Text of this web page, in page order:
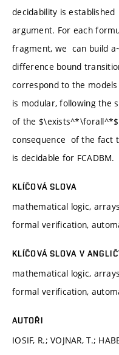
decidability is
argument. For each
fragment, we can build
difference bound
correspond to the
is modular, following the
of the
consequence of the fact
is decidable for FCADBM.
KLÍČOVÁ SLOVA
mathematical logic,
formal verification,
KLÍČOVÁ SLOVA V
mathematical logic,
formal verification,
AUTOŘI
IOSIF, R.; VOJNAR, T.;